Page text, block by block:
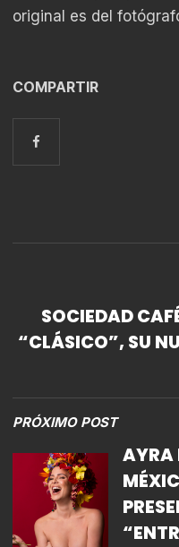
original es del
COMPARTIR
SOCIEDAD
“CLÁSICO”, SU
PRÓXIMO POST
AYRA